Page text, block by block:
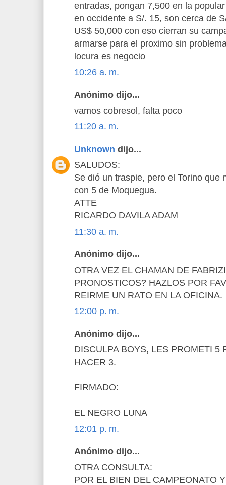
entradas, pongan 7,500 en la
en occidente a S/. 15, son cerca de
US$ 50,000 con eso cierran su
armarse para el proximo sin
locura es negocio
10:26 a. m.
Anónimo dijo...
vamos cobresol, falta poco
11:20 a. m.
Unknown dijo...
SALUDOS:
Se dió un traspie, pero el Torino que
con 5 de Moquegua.
ATTE
RICARDO DAVILA ADAM
11:30 a. m.
Anónimo dijo...
OTRA VEZ EL CHAMAN DE
PRONOSTICOS? HAZLOS POR
REIRME UN RATO EN LA OFICINA.
12:00 p. m.
Anónimo dijo...
DISCULPA BOYS, LES PROMETI 5
HACER 3.
FIRMADO:
EL NEGRO LUNA
12:01 p. m.
Anónimo dijo...
OTRA CONSULTA:
POR EL BIEN DEL CAMPEONATO